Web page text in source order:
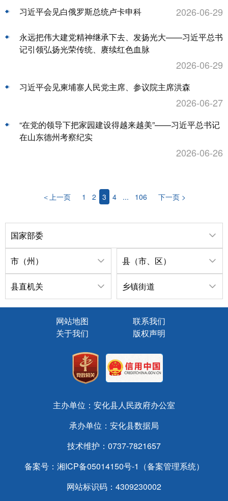
习近平会见白俄罗斯总统卢卡申科 2026-06-29
永远把伟大建党精神继承下去、发扬光大——习近平总书
记引领弘扬光荣传统、赓续红色血脉
2026-06-29
习近平会见柬埔寨人民党主席、参议院主席洪森
2026-06-27
“在党的领导下把家园建设得越来越美”——习近平总书记
在山东德州考察纪实
2026-06-26
＜上一页 1 2 3 4 ... 106 下一页 >
国家部委
市（州） 县（市、区）
县直机关 乡镇街道
网站地图
联系我们
关于我们
版权声明
主办单位：安化县人民政府办公室
承办单位：安化县数据局
技术维护：0737-7821657
备案号： 湘ICP备05014150号-1（备案管理系统）
网站标识码：4309230002